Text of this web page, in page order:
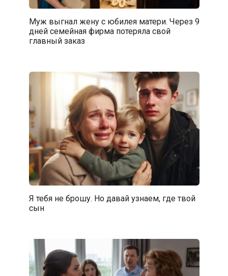
Муж выгнал жену с юбилея матери. Через 9
дней семейная фирма потеряла свой
главный заказ
Я тебя не брошу. Но давай узнаем, где твой
сын